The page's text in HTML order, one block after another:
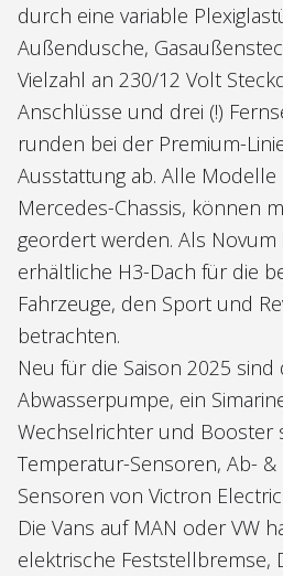
durch eine variable
Außendusche,
Vielzahl an 230/12 Volt
Anschlüsse und drei (!)
runden bei der Premium-
Ausstattung ab. Alle Modelle
Mercedes-Chassis, können
geordert werden. Als
erhältliche H3-Dach für die
Fahrzeuge, den Sport und
betrachten.
Neu für die Saison 2025
Abwasserpumpe, ein
Wechselrichter und Booster
Temperatur-Sensoren, Ab- &
Sensoren von Victron
Die Vans auf MAN oder VW
elektrische Feststellbremse,